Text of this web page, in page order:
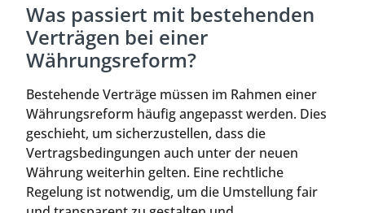
Was passiert mit bestehenden
Verträgen bei einer
Währungsreform?
Bestehende Verträge müssen im Rahmen einer
Währungsreform häufig angepasst werden. Dies
geschieht, um sicherzustellen, dass die
Vertragsbedingungen auch unter der neuen
Währung weiterhin gelten. Eine rechtliche
Regelung ist notwendig, um die Umstellung fair